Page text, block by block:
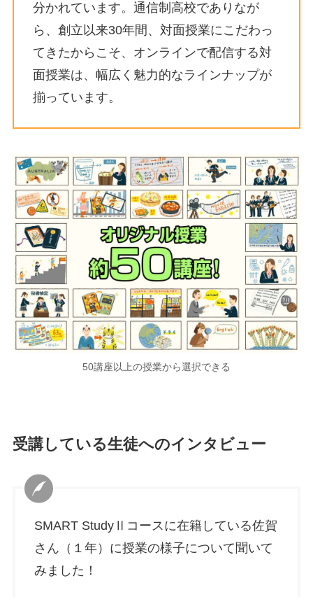
分かれています。通信制高校でありなが
ら、創立以来30年間、対面授業にこだわっ
てきたからこそ、オンラインで配信する対
面授業は、幅広く魅力的なラインナップが
揃っています。
50講座以上の授業から選択できる
受講している生徒へのインタビュー
SMART StudyⅡコースに在籍している佐賀
さん（１年）に授業の様子について聞いて
みました！